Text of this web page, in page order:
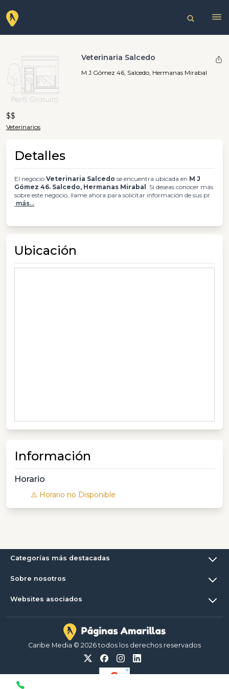
Veterinaria Salcedo
M J Gómez 46, Salcedo, Hermanas Mirabal
$$
Veterinarios
Detalles
El negocio Veterinaria Salcedo se encuentra ubicada en M J
Gómez 46. Salcedo, Hermanas Mirabal . Si deseas conocer más
sobre este negocio, llame ahora para solicitar información de sus pr
más...
Ubicación
Información
Horario
⚠️ Horario no Disponible
Categorías más destacadas
Sobre nosotros
Websites asociados
Caribe Media © 2026 todos los derechos reservados